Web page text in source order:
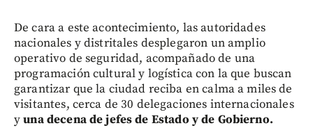
De cara a este acontecimiento, las autoridades
nacionales y distritales desplegaron un amplio
operativo de seguridad, acompañado de una
programación cultural y logística con la que buscan
garantizar que la ciudad reciba en calma a miles de
visitantes, cerca de 30 delegaciones internacionales
yuna decena de jefes de Estado y de Gobierno.